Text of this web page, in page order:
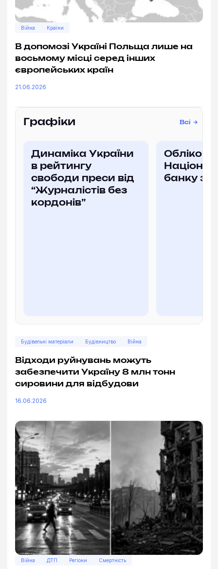
Війна Країни
В допомозі Україні Польща лише на
восьмому місці серед інших
європейських країн
21.06.2026
Графіки Всі
Динаміка України
в рейтингу
свободи преси від
“Журналістів без
кордонів”
Облікова
банку за
Будівельні матеріали Будівництво Війна
Відходи руйнувань можуть
забезпечити Україну 8 млн тонн
сировини для відбудови
16.06.2026
Війна ДТП Регіони Смертність